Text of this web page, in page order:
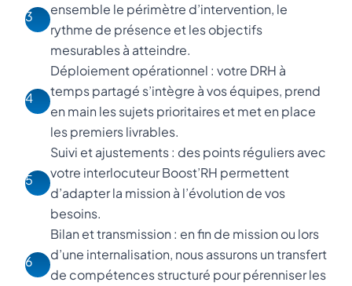
3
ensemble le périmètre d’intervention, le
rythme de présence et les objectifs
mesurables à atteindre.
4
Déploiement opérationnel : votre DRH à
temps partagé s’intègre à vos équipes, prend
en main les sujets prioritaires et met en place
les premiers livrables.
5
Suivi et ajustements : des points réguliers avec
votre interlocuteur Boost’RH permettent
d’adapter la mission à l’évolution de vos
besoins.
6
Bilan et transmission : en fin de mission ou lors
d’une internalisation, nous assurons un transfert
de compétences structuré pour pérenniser les